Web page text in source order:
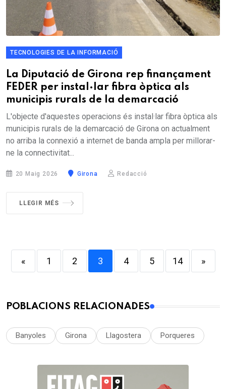
TECNOLOGIES DE LA INFORMACIÓ
La Diputació de Girona rep finançament
FEDER per instal·lar fibra òptica als
municipis rurals de la demarcació
L'objecte d'aquestes operacions és instal·lar fibra òptica als
municipis rurals de la demarcació de Girona on actualment
no arriba la connexió a internet de banda ampla per millorar-
ne la connectivitat...
20 Maig 2026 Girona Redacció
LLEGIR MÉS
« 1 2 3 4 5 14 »
POBLACIONS RELACIONADES
Banyoles Girona Llagostera Porqueres